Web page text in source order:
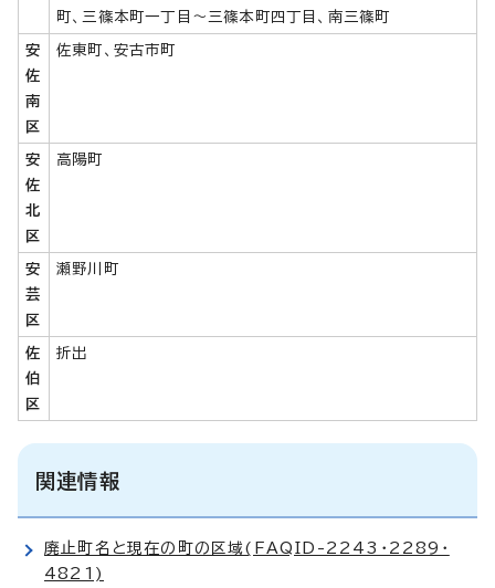
町、三篠本町一丁目～三篠本町四丁目、南三篠町
安
佐
南
区
佐東町、安古市町
安
佐
北
区
高陽町
安
芸
区
瀬野川町
佐
伯
区
折出
関連情報
廃止町名と現在の町の区域(FAQID-2243・2289・
4821)